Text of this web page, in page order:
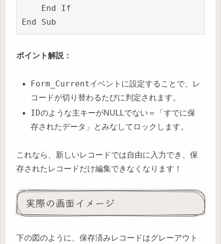
    End If
ポイント解説：
Form_Currentイベントに設定することで、レ
コードが切り替わるたびに判定されます。
IDのような主キーがNULLでない＝「すでに保
存されたデータ」とみなしてロックします。
これなら、新しいレコードでは自由に入力でき、保
存されたレコードだけ編集できなくなります！
実際の画面イメージ
下の図のように、保存済みレコードはグレーアウト